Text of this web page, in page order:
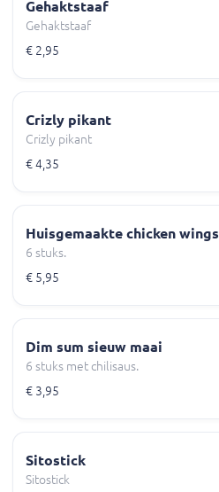
Gehaktstaaf
Gehaktstaaf
€ 2,95
Crizly pikant
Crizly pikant
€ 4,35
Huisgemaakte chicken wings
6 stuks.
€ 5,95
Dim sum sieuw maai
6 stuks met chilisaus.
€ 3,95
Sitostick
Sitostick